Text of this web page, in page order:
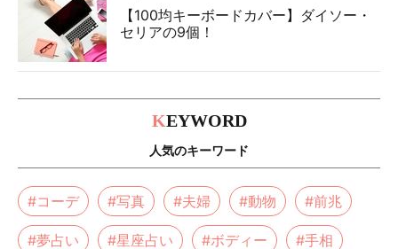
【100均キーボードカバー】ダイソー・
セリアの9個！
KEYWORD
人気のキーワード
#コーデ #写真 #夫婦 #動物 #前兆
#夢占い #星座占い #ボディー #手相